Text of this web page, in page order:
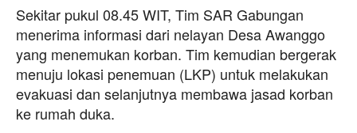
Sekitar pukul 08.45 WIT, Tim SAR Gabungan
menerima informasi dari nelayan Desa Awanggo
yang menemukan korban. Tim kemudian bergerak
menuju lokasi penemuan (LKP) untuk melakukan
evakuasi dan selanjutnya membawa jasad korban
ke rumah duka.